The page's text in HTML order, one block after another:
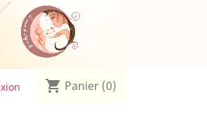
shopping_cart Panier (0)
